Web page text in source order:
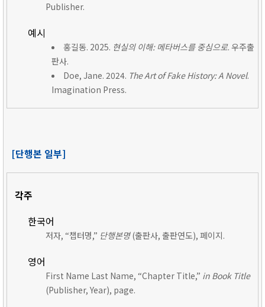
Publisher.
예시
홍길동. 2025. 현실의 이해: 메타버스를 중심으로. 우주출
판사.
Doe, Jane. 2024. The Art of Fake History: A Novel.
Imagination Press.
[단행본 일부]
각주
한국어
저자, “챕터명,” 단행본명(출판사, 출판연도), 페이지.
영어
First Name Last Name, “Chapter Title,” in Book Title
(Publisher, Year), page.